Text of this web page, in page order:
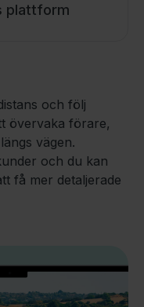
plattform
och följ
övervaka förare,
vägen.
och du kan
få mer detaljerade